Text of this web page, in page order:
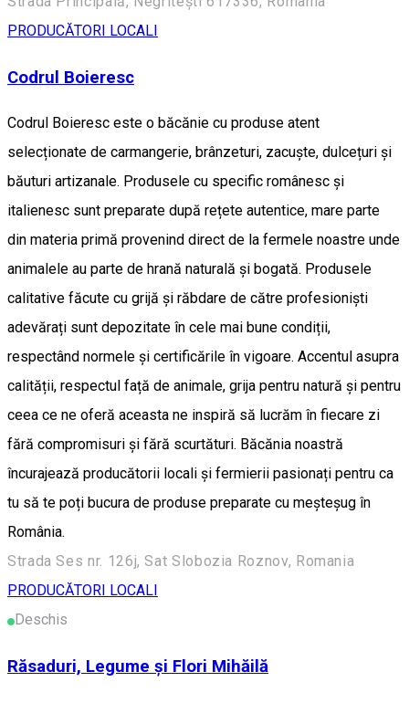
PRODUCĂTORI LOCALI
Codrul Boieresc
Codrul Boieresc este o băcănie cu produse atent
selecționate de carmangerie, brânzeturi, zacuște, dulcețuri și
băuturi artizanale. Produsele cu specific românesc și
italienesc sunt preparate după rețete autentice, mare parte
din materia primă provenind direct de la fermele noastre unde
animalele au parte de hrană naturală și bogată. Produsele
calitative făcute cu grijă și răbdare de către profesioniști
adevărați sunt depozitate în cele mai bune condiții,
respectând normele și certificările în vigoare. Accentul asupra
calității, respectul față de animale, grija pentru natură și pentru
ceea ce ne oferă aceasta ne inspiră să lucrăm în fiecare zi
fără compromisuri și fără scurtături. Băcănia noastră
încurajează producătorii locali și fermierii pasionați pentru ca
tu să te poți bucura de produse preparate cu meșteșug în
România.
Strada Ses nr. 126j, Sat Slobozia Roznov, Romania
PRODUCĂTORI LOCALI
Deschis
Răsaduri, Legume și Flori Mihăilă